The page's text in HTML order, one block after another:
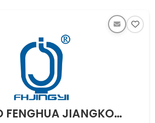
NINGBO FENGHUA JIANGKOU JINGYI HYDRAULIC CO.LTD